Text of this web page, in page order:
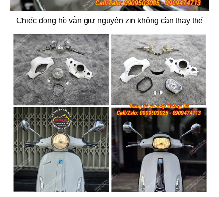
Chiếc đồng hồ vẫn giữ nguyên zin không cần thay thế